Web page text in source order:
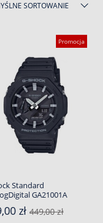
SORTOWANIE
Promocja
Standard
GA21001A
zł 449,00 zł